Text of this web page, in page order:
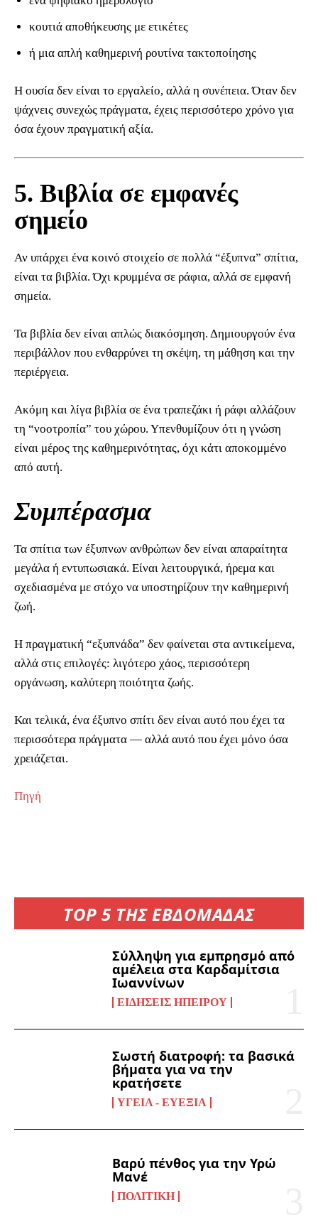
TOP 5 ΤΗΣ ΕΒΔΟΜΑΔΑΣ
Σύλληψη για εμπρησμό από
αμέλεια στα Καρδαμίτσια
Ιωαννίνων
ΕΙΔΉΣΕΙΣ ΗΠΕΊΡΟΥ
Σωστή διατροφή: τα βασικά
βήματα για να την
κρατήσετε
ΥΓΕΊΑ - ΕΥΕΞΊΑ
Βαρύ πένθος για την Υρώ
Μανέ
ΠΟΛΙΤΙΚΉ
κουτιά αποθήκευσης με ετικέτες
ή μια απλή καθημερινή ρουτίνα τακτοποίησης
Η ουσία δεν είναι το εργαλείο, αλλά η συνέπεια. Όταν δεν
ψάχνεις συνεχώς πράγματα, έχεις περισσότερο χρόνο για
όσα έχουν πραγματική αξία.
5. Βιβλία σε εμφανές
σημείο
Αν υπάρχει ένα κοινό στοιχείο σε πολλά “έξυπνα” σπίτια,
είναι τα βιβλία. Όχι κρυμμένα σε ράφια, αλλά σε εμφανή
σημεία.
Τα βιβλία δεν είναι απλώς διακόσμηση. Δημιουργούν ένα
περιβάλλον που ενθαρρύνει τη σκέψη, τη μάθηση και την
περιέργεια.
Ακόμη και λίγα βιβλία σε ένα τραπεζάκι ή ράφι αλλάζουν
τη “νοοτροπία” του χώρου. Υπενθυμίζουν ότι η γνώση
είναι μέρος της καθημερινότητας, όχι κάτι αποκομμένο
από αυτή.
Συμπέρασμα
Τα σπίτια των έξυπνων ανθρώπων δεν είναι απαραίτητα
μεγάλα ή εντυπωσιακά. Είναι λειτουργικά, ήρεμα και
σχεδιασμένα με στόχο να υποστηρίζουν την καθημερινή
ζωή.
Η πραγματική “εξυπνάδα” δεν φαίνεται στα αντικείμενα,
αλλά στις επιλογές: λιγότερο χάος, περισσότερη
οργάνωση, καλύτερη ποιότητα ζωής.
Και τελικά, ένα έξυπνο σπίτι δεν είναι αυτό που έχει τα
περισσότερα πράγματα — αλλά αυτό που έχει μόνο όσα
χρειάζεται.
Πηγή